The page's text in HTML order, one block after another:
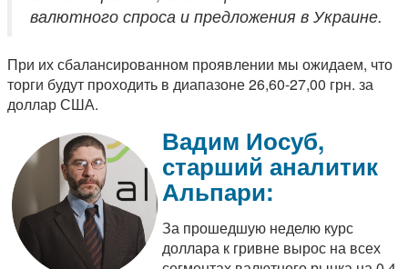
валютного спроса и предложения в Украине.
При их сбалансированном проявлении мы ожидаем, что
торги будут проходить в диапазоне 26,60-27,00 грн. за
доллар США.
Вадим Иосуб,
старший аналитик
Альпари:
За прошедшую неделю курс
доллара к гривне вырос на всех